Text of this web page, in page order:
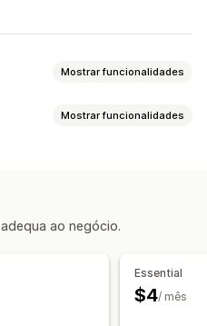
Mostrar funcionalidades
sociais
Mostrar funcionalidades
ao negócio.
Essential
$4/ mês